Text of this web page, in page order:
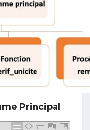
Principal